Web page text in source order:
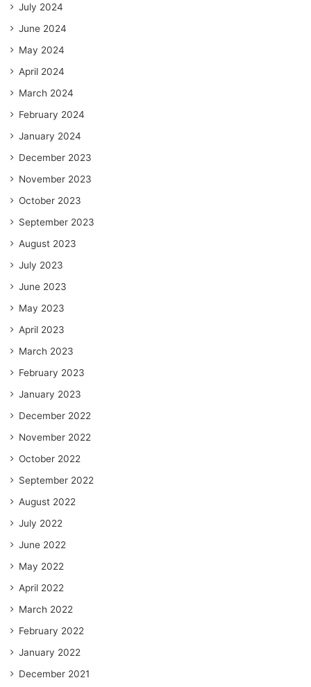
July 2024
June 2024
May 2024
April 2024
March 2024
February 2024
January 2024
December 2023
November 2023
October 2023
September 2023
August 2023
July 2023
June 2023
May 2023
April 2023
March 2023
February 2023
January 2023
December 2022
November 2022
October 2022
September 2022
August 2022
July 2022
June 2022
May 2022
April 2022
March 2022
February 2022
January 2022
December 2021